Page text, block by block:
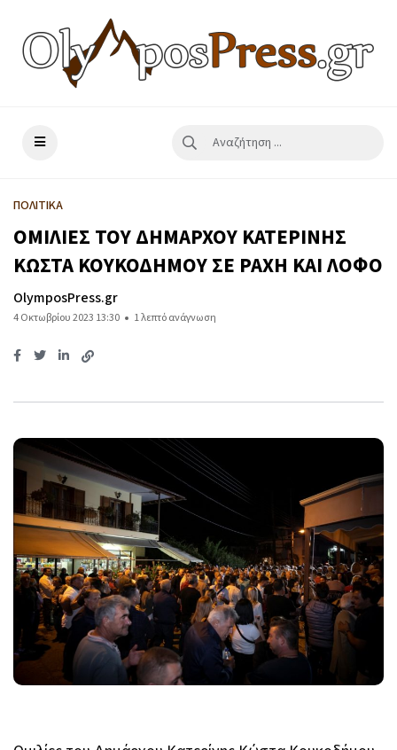
ΠΟΛΙΤΙΚΑ
ΟΜΙΛΙΕΣ ΤΟΥ ΔΗΜΑΡΧΟΥ ΚΑΤΕΡΙΝΗΣ
ΚΩΣΤΑ ΚΟΥΚΟΔΗΜΟΥ ΣΕ ΡΑΧΗ ΚΑΙ ΛΟΦΟ
OlymposPress.gr
4 Οκτωβρίου 2023 13:30 1 λεπτό ανάγνωση